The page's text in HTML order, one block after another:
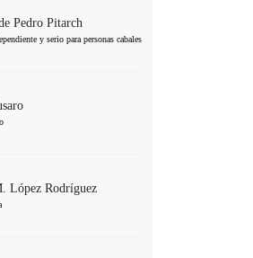
Pedro Pitarch
y serio para personas cabales
López Rodríguez